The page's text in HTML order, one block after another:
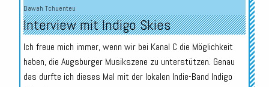
Dawah Tchuenteu
Interview mit Indigo Skies
Ich freue mich immer, wenn wir bei Kanal C die Möglichkeit
haben, die Augsburger Musikszene zu unterstützen. Genau
das durfte ich dieses Mal mit der lokalen Indie-Band Indigo